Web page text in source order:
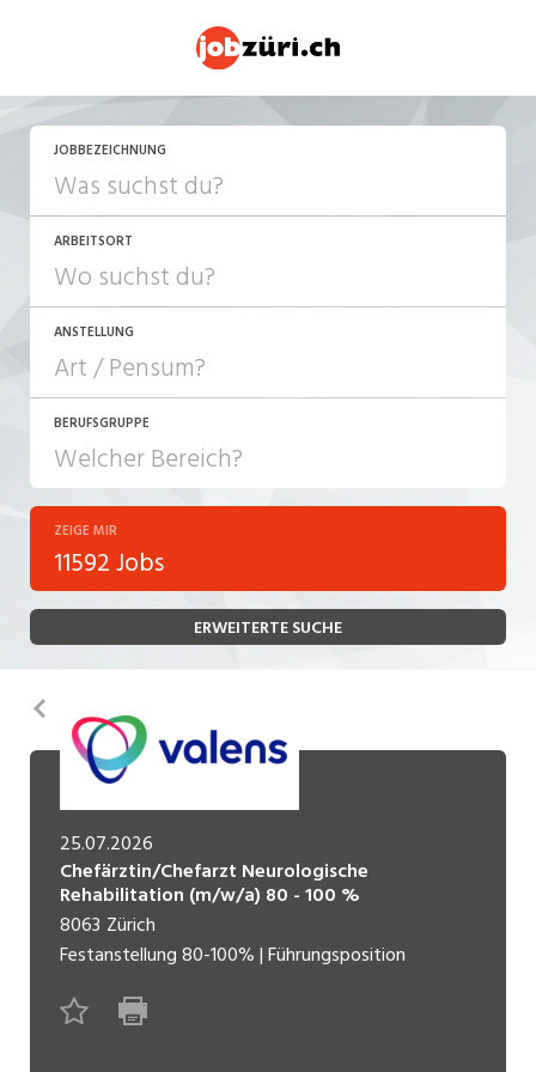
JOBBEZEICHNUNG
ARBEITSORT
ANSTELLUNG
JOB-TYP
Festanstellung
Temporär (befristet)
Lehrstelle
Ferienjob
POSITION
Führungsposition
Management / Kader
BERUFSGRUPPE
Bank, Versicherung
Bau, Handwerk, Elektro
Bildung, Kunst, Design, Soziale Berufe, Sport
Consulting, Human Resources
Einkauf, Logistik, Transport, Verkehr
Engineering, Technik, Architektur
Finanzen, Controlling, Treuhand, Recht
Gartenbau, Landwirtschaft, Forstwirtschaft
Lebensmittel
ZEIGE MIR
11592 Jobs
ERWEITERTE SUCHE
Zurück
25.07.2026
Chefärztin/Chefarzt Neurologische
Rehabilitation (m/w/a) 80 - 100 %
8063 Zürich
Festanstellung80-100%|Führungsposition